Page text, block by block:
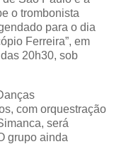
o trombonista
para o dia
Ferreira”, em
20h30, sob
com orquestração
será
grupo ainda